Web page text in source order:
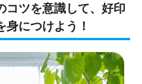
コツを意識して、好印
につけよう！